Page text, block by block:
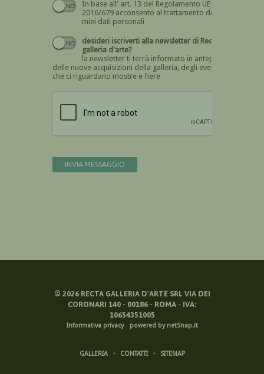
In base all' art. 13 del Regolamento UE n.
2016/679 acconsento al trattamento dei
miei dati personali
Devi dare il consenso
desideri iscriverti alla newsletter di Recta
galleria d'arte?
la newsletter ti terrà informato in anteprima
delle nuove acquisizioni della galleria, degli eventi
che ci riguardano mostre e fiere
INVIA MESSAGGIO
© 2026RECTA GALLERIA D'ARTE SRL VIA DEI
CORONARI 140 - 00186 - ROMA - IVA:
10654351005
Informativa privacy- powered by netSnap.it
GALLERIA CONTATTI SITEMAP